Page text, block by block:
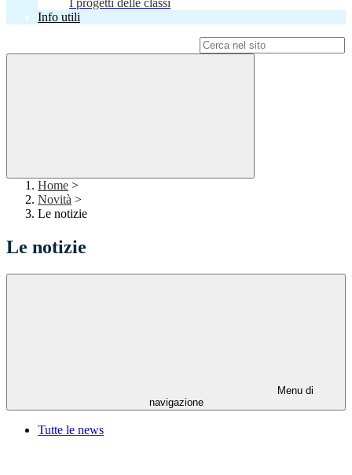
I progetti delle classi
Info utili
Home >
Novità >
Le notizie
Le notizie
Menu di
navigazione
Tutte le news